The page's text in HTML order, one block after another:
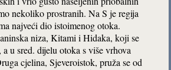
nekoliko prostranih. Na S je regija
najveći dio istoimenog otoka.
niza, Kitami i Hidaka, koji se
u sred. dijelu otoka s više vrhova
cjelina, Sjeveroistok, pruža se od